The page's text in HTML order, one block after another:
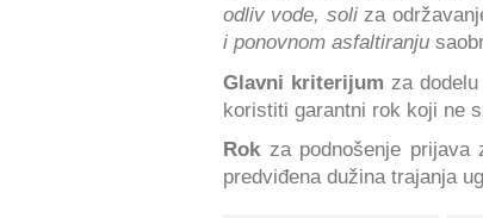
odliv vode, soliza
i ponovnom asfaltiranju
Glavni kriterijum za
koristiti garantni rok koji ne
Rok za podnošenje prijava
predviđena dužina trajanja